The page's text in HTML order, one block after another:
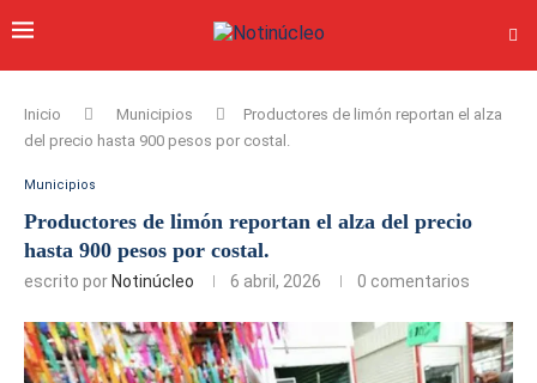
Inicio Municipios
Productores de limón reportan el alza
del precio hasta 900 pesos por costal.
Municipios
Productores de limón reportan el alza del precio
hasta 900 pesos por costal.
escrito por Notinúcleo 6 abril, 2026 0 comentarios